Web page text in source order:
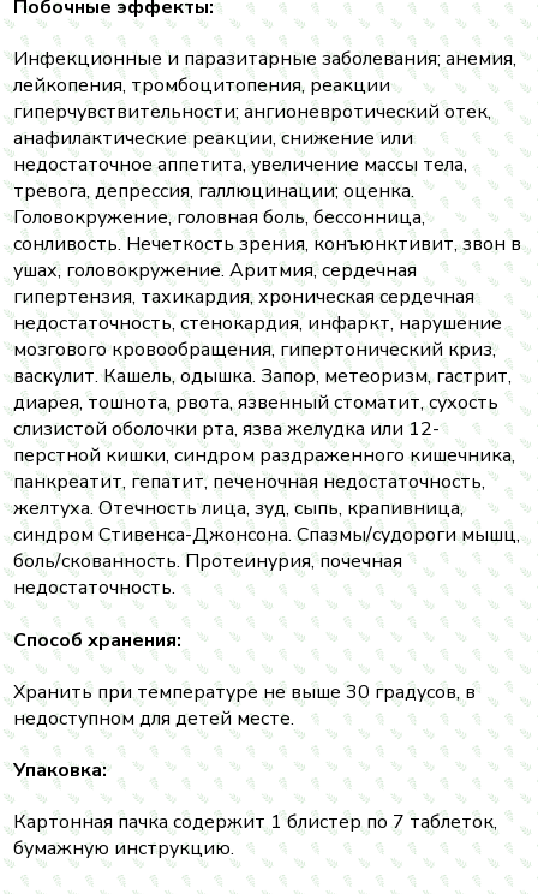
Побочные эффекты:
Инфекционные и паразитарные заболевания; анемия,
лейкопения, тромбоцитопения, реакции
гиперчувствительности; ангионевротический отек,
анафилактические реакции, снижение или
недостаточное аппетита, увеличение массы тела,
тревога, депрессия, галлюцинации; оценка.
Головокружение, головная боль, бессонница,
сонливость. Нечеткость зрения, конъюнктивит, звон в
ушах, головокружение. Аритмия, сердечная
гипертензия, тахикардия, хроническая сердечная
недостаточность, стенокардия, инфаркт, нарушение
мозгового кровообращения, гипертонический криз,
васкулит. Кашель, одышка. Запор, метеоризм, гастрит,
диарея, тошнота, рвота, язвенный стоматит, сухость
слизистой оболочки рта, язва желудка или 12-
перстной кишки, синдром раздраженного кишечника,
панкреатит, гепатит, печеночная недостаточность,
желтуха. Отечность лица, зуд, сыпь, крапивница,
синдром Стивенса-Джонсона. Спазмы/судороги мышц,
боль/скованность. Протеинурия, почечная
недостаточность.
Способ хранения:
Хранить при температуре не выше 30 градусов, в
недоступном для детей месте.
Упаковка:
Картонная пачка содержит 1 блистер по 7 таблеток,
бумажную инструкцию.